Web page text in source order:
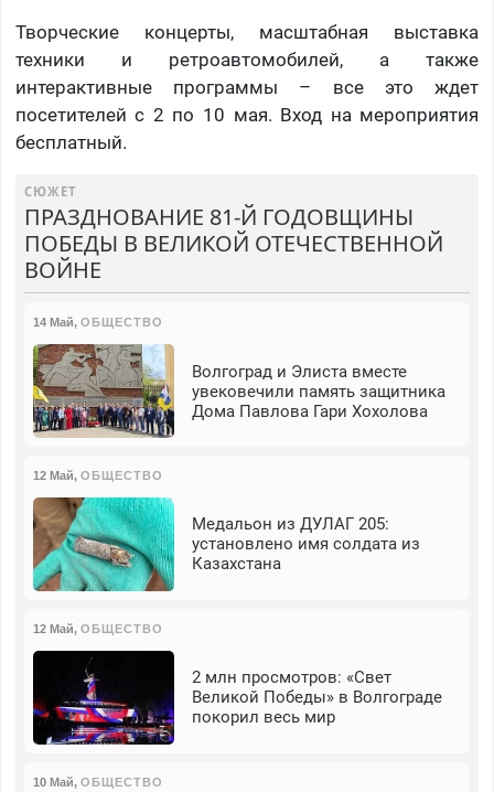
Творческие концерты, масштабная выставка
техники и ретроавтомобилей, а также
интерактивные программы – все это ждет
посетителей с 2 по 10 мая. Вход на мероприятия
бесплатный.
СЮЖЕТ
ПРАЗДНОВАНИЕ 81-Й ГОДОВЩИНЫ
ПОБЕДЫ В ВЕЛИКОЙ ОТЕЧЕСТВЕННОЙ
ВОЙНЕ
14 Май, ОБЩЕСТВО
Волгоград и Элиста вместе
увековечили память защитника
Дома Павлова Гари Хохолова
12 Май, ОБЩЕСТВО
Медальон из ДУЛАГ 205:
установлено имя солдата из
Казахстана
12 Май, ОБЩЕСТВО
2 млн просмотров: «Свет
Великой Победы» в Волгограде
покорил весь мир
10 Май, ОБЩЕСТВО